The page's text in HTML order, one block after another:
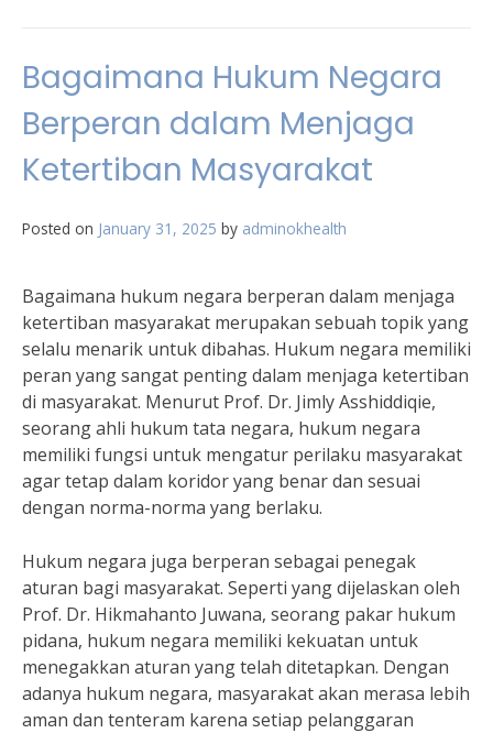
Bagaimana Hukum Negara
Berperan dalam Menjaga
Ketertiban Masyarakat
Posted on January 31, 2025 by adminokhealth
Bagaimana hukum negara berperan dalam menjaga
ketertiban masyarakat merupakan sebuah topik yang
selalu menarik untuk dibahas. Hukum negara memiliki
peran yang sangat penting dalam menjaga ketertiban
di masyarakat. Menurut Prof. Dr. Jimly Asshiddiqie,
seorang ahli hukum tata negara, hukum negara
memiliki fungsi untuk mengatur perilaku masyarakat
agar tetap dalam koridor yang benar dan sesuai
dengan norma-norma yang berlaku.
Hukum negara juga berperan sebagai penegak
aturan bagi masyarakat. Seperti yang dijelaskan oleh
Prof. Dr. Hikmahanto Juwana, seorang pakar hukum
pidana, hukum negara memiliki kekuatan untuk
menegakkan aturan yang telah ditetapkan. Dengan
adanya hukum negara, masyarakat akan merasa lebih
aman dan tenteram karena setiap pelanggaran